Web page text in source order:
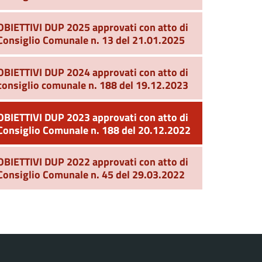
DUP 2025 approvati con atto di
Comunale n. 13 del 21.01.2025
DUP 2024 approvati con atto di
comunale n. 188 del 19.12.2023
DUP 2023 approvati con atto di
Comunale n. 188 del 20.12.2022
DUP 2022 approvati con atto di
Comunale n. 45 del 29.03.2022